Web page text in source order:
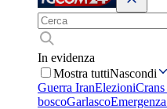
In evidenza
Mostra tuttiNascondi
Guerra IranElezioni
boscoGarlasco